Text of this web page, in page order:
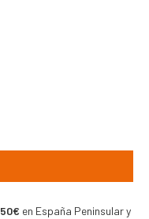
50€ en España Peninsular y